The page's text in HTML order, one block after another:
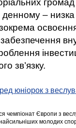
громад
денному –
освоєння
забезпечення
зв’язку.
юніорок з
чемпіонат Європи з
молодих